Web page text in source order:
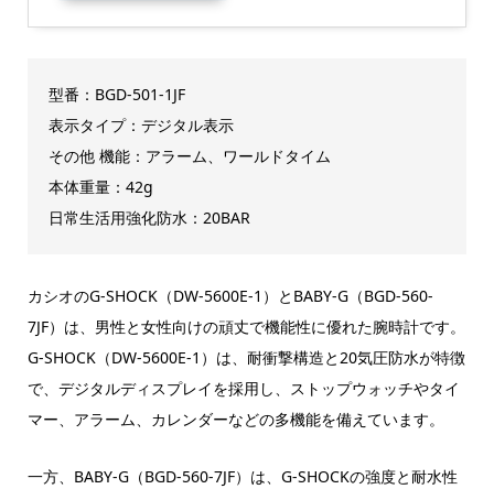
型番：BGD-501-1JF
表示タイプ：デジタル表示
その他 機能：アラーム、ワールドタイム
本体重量：42g
日常生活用強化防水：20BAR
カシオのG-SHOCK（DW-5600E-1）とBABY-G（BGD-560-
7JF）は、男性と女性向けの頑丈で機能性に優れた腕時計です。
G-SHOCK（DW-5600E-1）は、耐衝撃構造と20気圧防水が特徴
で、デジタルディスプレイを採用し、ストップウォッチやタイ
マー、アラーム、カレンダーなどの多機能を備えています。
一方、BABY-G（BGD-560-7JF）は、G-SHOCKの強度と耐水性